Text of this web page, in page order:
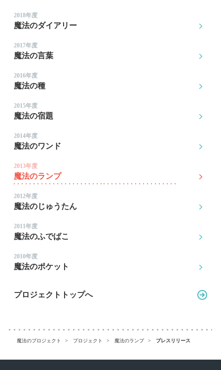
魔法のプロジェクト プロジェクト 魔法のランプ プレスリリース
2018年度
魔法のダイアリー
2017年度
魔法の言葉
2016年度
魔法の種
2015年度
魔法の宿題
2014年度
魔法のワンド
2013年度
魔法のランプ
2012年度
魔法のじゅうたん
2011年度
魔法のふでばこ
2010年度
魔法のポケット
プロジェクトトップへ